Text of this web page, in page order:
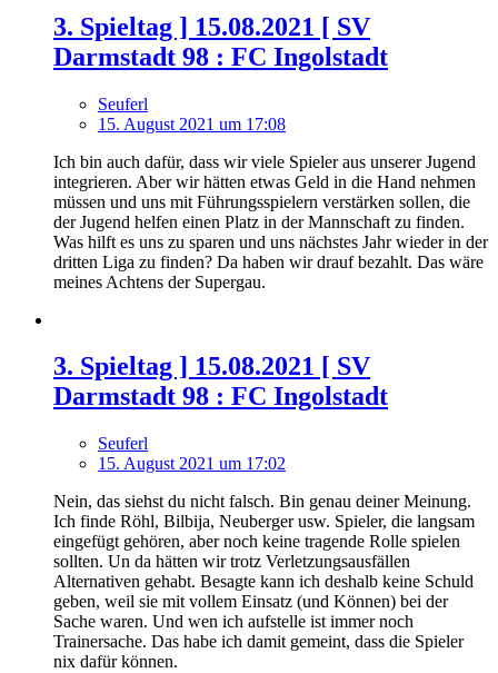
3. Spieltag ] 15.08.2021 [ SV
Darmstadt 98 : FC Ingolstadt
Seuferl
15. August 2021 um 17:08
Ich bin auch dafür, dass wir viele Spieler aus unserer Jugend
integrieren. Aber wir hätten etwas Geld in die Hand nehmen
müssen und uns mit Führungsspielern verstärken sollen, die
der Jugend helfen einen Platz in der Mannschaft zu finden.
Was hilft es uns zu sparen und uns nächstes Jahr wieder in der
dritten Liga zu finden? Da haben wir drauf bezahlt. Das wäre
meines Achtens der Supergau.
3. Spieltag ] 15.08.2021 [ SV
Darmstadt 98 : FC Ingolstadt
Seuferl
15. August 2021 um 17:02
Nein, das siehst du nicht falsch. Bin genau deiner Meinung.
Ich finde Röhl, Bilbija, Neuberger usw. Spieler, die langsam
eingefügt gehören, aber noch keine tragende Rolle spielen
sollten. Un da hätten wir trotz Verletzungsausfällen
Alternativen gehabt. Besagte kann ich deshalb keine Schuld
geben, weil sie mit vollem Einsatz (und Können) bei der
Sache waren. Und wen ich aufstelle ist immer noch
Trainersache. Das habe ich damit gemeint, dass die Spieler
nix dafür können.